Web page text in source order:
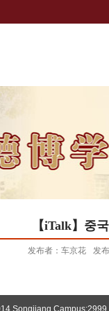
【iTalk】중
发布者：车京花 发
Songjiang